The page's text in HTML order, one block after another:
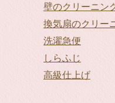
壁のクリーニン
換気扇のクリー
洗濯急便
しらふじ
高級仕上げ